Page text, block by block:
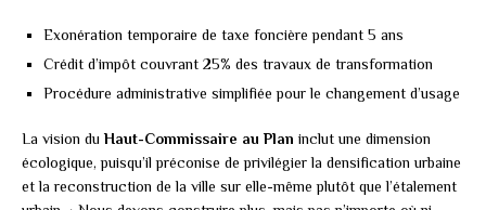
Exonération temporaire de taxe foncière pendant 5 ans
Crédit d’impôt couvrant 25% des travaux de transformation
Procédure administrative simplifiée pour le changement d’usage
La vision duHaut-Commissaire au Plan inclut une dimension
écologique, puisqu’il préconise de privilégier la densification urbaine
et la reconstruction de la ville sur elle-même plutôt que l’étalement